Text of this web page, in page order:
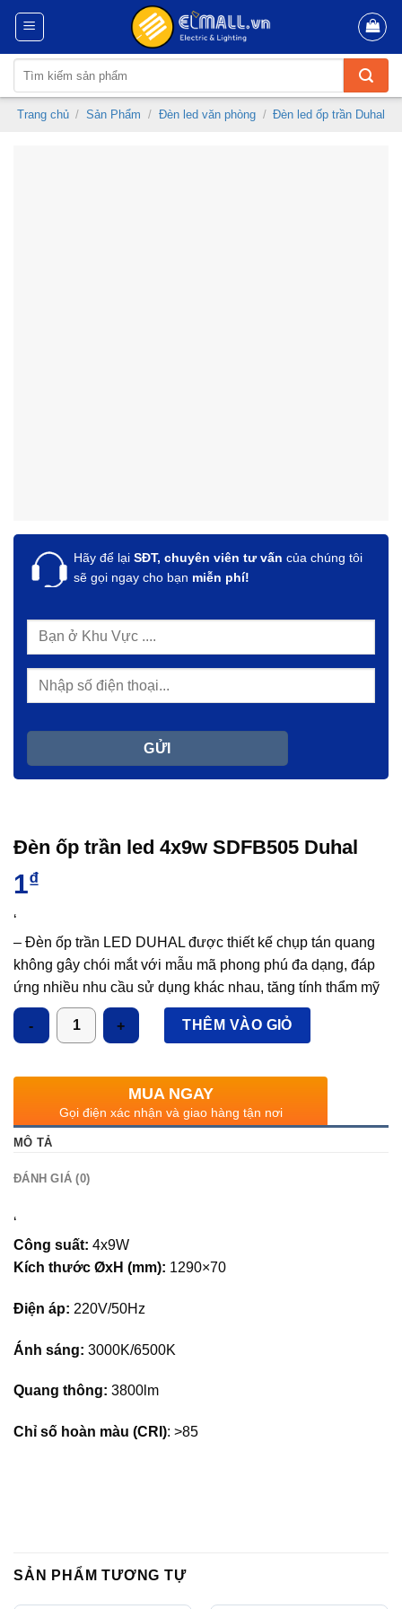
Skip
content
kiếm:
Trang chủ / Sản Phẩm / Đèn led văn phòng / Đèn led ốp trần Duhal
Hãy để lại SĐT, chuyên viên tư vấn của chúng tôi
sẽ gọi ngay cho bạn miễn phí!
Đèn ốp trần led 4x9w SDFB505 Duhal
1₫
‘
– Đèn ốp trần LED DUHAL được thiết kế chụp tán quang
không gây chói mắt với mẫu mã phong phú đa dạng, đáp
ứng nhiều nhu cầu sử dụng khác nhau, tăng tính thẩm mỹ
và sang trọng cho công trình.
– Sản phẩm thay thế cho các loại đèn gắn nổi truyền thống
+ Sử dụng công nghệ LED tiên tiến cho khả năng chiếu
sáng mạnh mẽ, không nhấp nháy kể cả khi điện áp không
quả chiếu sáng tương đương.
+ Tuổi thọ cao hơn 5-7 lần so với đèn truyền thống.
– Ngắt nguồn điện trước khi lắp đặt.
– Không tự ý tháo rời, sửa chữa.
– Không dùng hóa chất để vệ sinh sản phẩm.
Số lượng
THÊM VÀO GIỎ
MUA NGAY
Gọi điện xác nhận và giao hàng tận nơi
MÔ TẢ
ĐÁNH GIÁ (0)
‘
Công suất: 4x9W
Kích thước ØxH (mm): 1290×70
Điện áp: 220V/50Hz
Ánh sáng: 3000K/6500K
Quang thông: 3800lm
Chỉ số hoàn màu (CRI): >85
SẢN PHẨM TƯƠNG TỰ